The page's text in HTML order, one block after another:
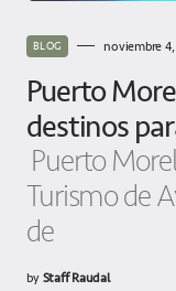
BLOG noviembre
Puerto
destinos
Puerto
Turismo de
de
byStaff Raudal